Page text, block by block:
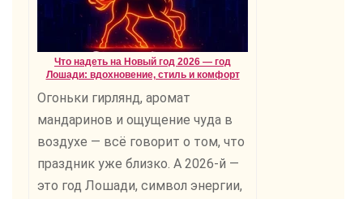
Что надеть на Новый год 2026 — год
Лошади: вдохновение, стиль и комфорт
Огоньки гирлянд, аромат
мандаринов и ощущение чуда в
воздухе — всё говорит о том, что
праздник уже близко. А 2026-й —
это год Лошади, символ энергии,